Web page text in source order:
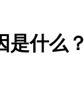
是什么？